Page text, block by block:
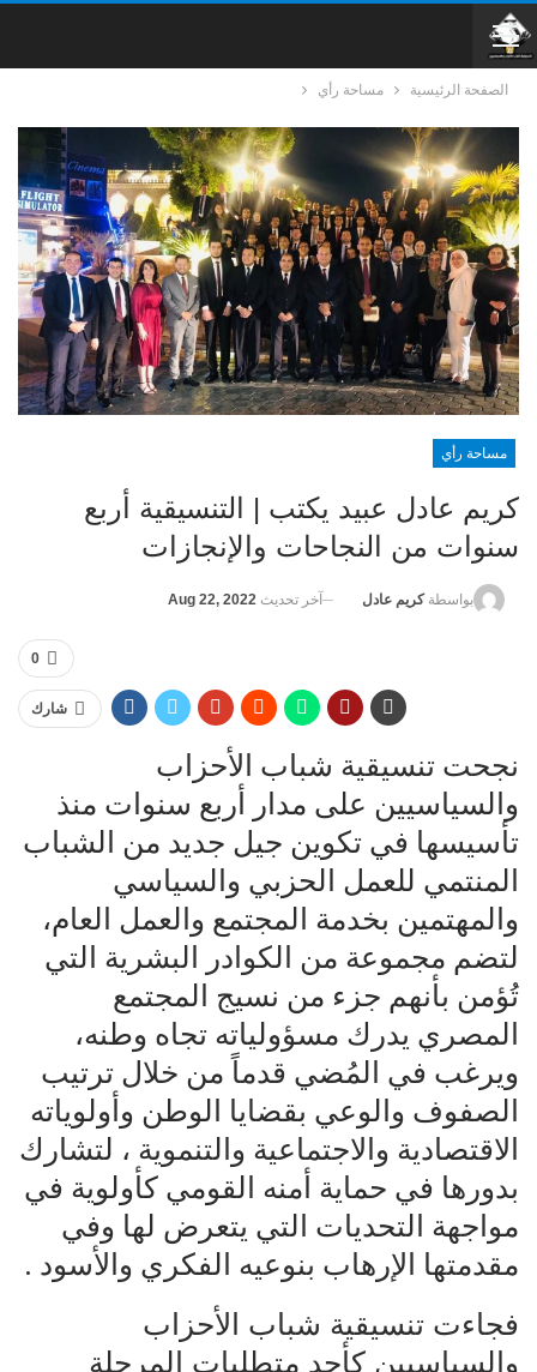
الصفحة الرئيسية مساحة رأي
مساحة رأي
كريم عادل عبيد يكتب | التنسيقية أربع
سنوات من النجاحات والإنجازات
بواسطةكريم عادل آخر تحديث Aug 22, 2022
0
شارك
نجحت تنسيقية شباب الأحزاب
والسياسيين على مدار أربع سنوات منذ
تأسيسها في تكوين جيل جديد من الشباب
المنتمي للعمل الحزبي والسياسي
والمهتمين بخدمة المجتمع والعمل العام،
لتضم مجموعة من الكوادر البشرية التي
تُؤمن بأنهم جزء من نسيج المجتمع
المصري يدرك مسؤولياته تجاه وطنه،
ويرغب في المُضي قدماً من خلال ترتيب
الصفوف والوعي بقضايا الوطن وأولوياته
الاقتصادية والاجتماعية والتنموية ، لتشارك
بدورها في حماية أمنه القومي كأولوية في
مواجهة التحديات التي يتعرض لها وفي
مقدمتها الإرهاب بنوعيه الفكري والأسود .
فجاءت تنسيقية شباب الأحزاب
والسياسيين كأحد متطلبات المرحلة